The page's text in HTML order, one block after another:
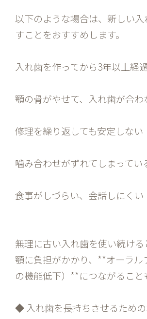
以下のような場合は、新しい
すことをおすすめします。
入れ歯を作ってから3年以上経
顎の骨がやせて、入れ歯が合わ
修理を繰り返しても安定しない
噛み合わせがずれてしまってい
食事がしづらい、会話しにくい
無理に古い入れ歯を使い続ける
顎に負担がかかり、**オーラル
の機能低下）**につながること
◆ 入れ歯を長持ちさせるため